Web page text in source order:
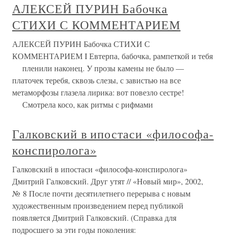
АЛЕКСЕЙ ПУРИН Бабочка
СТИХИ С КОММЕНТАРИЕМ
АЛЕКСЕЙ ПУРИН Бабочка СТИХИ С
КОММЕНТАРИЕМ I Евтерпа, бабочка, рампеткой и тебя
пленили наконец. У прозы камены не было —
платочек теребя, сквозь слезы, с завистью на все
метаморфозы глазела лирика: вот повезло сестре!
Смотрела косо, как ритмы с рифмами
Галковский в ипостаси «философа-
конспиролога»
Галковский в ипостаси «философа-конспиролога»
Дмитрий Галковский. Друг утят // «Новый мир», 2002,
№ 8 После почти десятилетнего перерыва с новым
художественным произведением перед публикой
появляется Дмитрий Галковский. (Справка для
подросшего за эти годы поколения: